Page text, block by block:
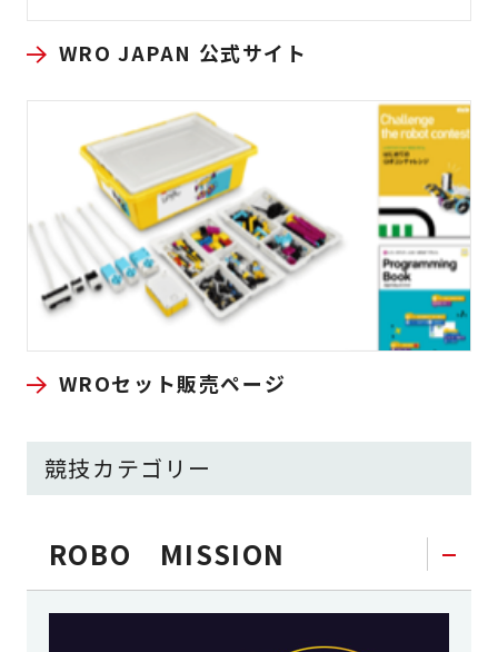
WRO JAPAN 公式サイト
WROセット販売ページ
競技カテゴリー
ROBO MISSION